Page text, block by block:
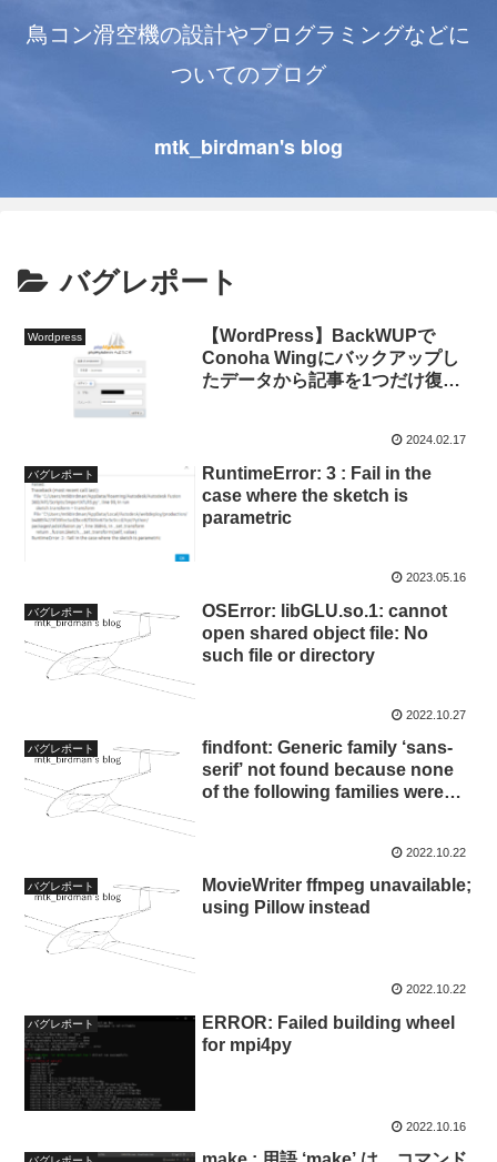
鳥コン滑空機の設計やプログラミングなどに
ついてのブログ
mtk_birdman's blog
バグレポート
Wordpress
【WordPress】BackWUPで
Conoha Wingにバックアップし
たデータから記事を1つだけ復元
2024.02.17
バグレポート
RuntimeError: 3 : Fail in the
case where the sketch is
parametric
2023.05.16
バグレポート
OSError: libGLU.so.1: cannot
open shared object file: No
such file or directory
2022.10.27
バグレポート
findfont: Generic family ‘sans-
serif’ not found because none
of the following families were
2022.10.22
バグレポート
MovieWriter ffmpeg unavailable;
using Pillow instead
2022.10.22
バグレポート
ERROR: Failed building wheel
for mpi4py
2022.10.16